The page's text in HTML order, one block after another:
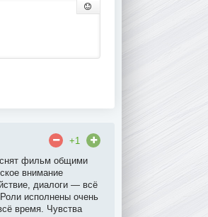
+1
снят фильм общими
внимание
диалоги — всё
исполнены очень
время. Чувства